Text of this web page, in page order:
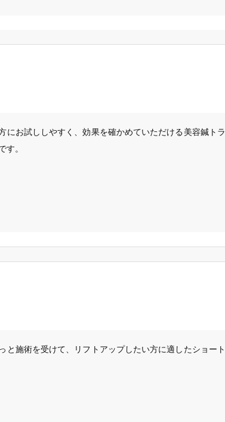
にお試ししやすく、効果を確かめていただける美容鍼ト
す。
と施術を受けて、リフトアップしたい方に適したショー